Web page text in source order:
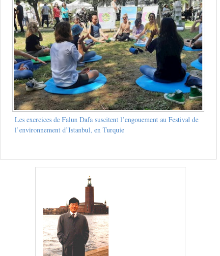
Les exercices de Falun Dafa suscitent l’engouement au Festival de
l’environnement d’Istanbul, en Turquie